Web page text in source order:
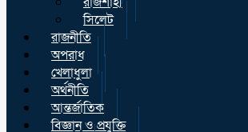
সিলেট
রাজনীতি
অপরাধ
খেলাধুলা
অর্থনীতি
আন্তর্জাতিক
বিজ্ঞান ও প্রযুক্তি